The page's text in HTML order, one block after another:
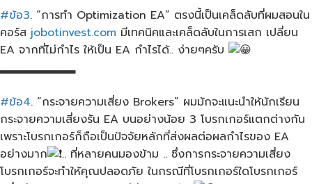
#ข้อ3. “การ​ทำ Optimization​ EA” ตรงนี้เป็นเคล็ดลับที่ผมสอน​ใน
คอร์ส​ jobotinvest.com ​ มีเทคนิคและเคล็ดลับในการเสก​ เปลี่ยน
EA จากที่ไม่กำไร ให้เป็น EA​ กำไรได้.. ง่ายๆครับ
▂▂▂▂▂▂▂▂▂
#ข้อ4. “กระจายความเสี่ยง​ Brokers​” ผมมักจะแนะนำให้นักเรียน
กระจายความเสี่ยงรัน EA บนอย่างน้อย​ 3 โบรกเกอร์​แตกต่างกัน​
เพราะโบรกเกอร์ก็ถือเป็นปัจจัยหลักที่ส่งผลต่อผลกำไรของ EA
อย่างมาก
.. ที่หลายคนมองข้าม .. ซึ่งการกระจายความเสี่ยง
โบรกเกอร์จะทำให้คุณปลอดภัย ในกรณีที่โบรกเกอร์ใดโบรกเกอร์